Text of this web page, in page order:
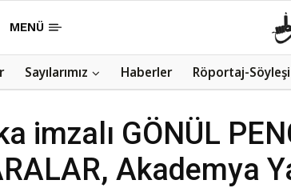
MENÜ
Sayılarımız Haberler Röportaj-Söyleşi
imzalı GÖNÜL
Akademya